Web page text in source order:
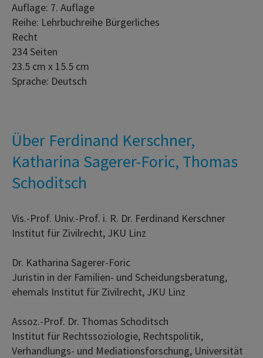
Auflage: 7. Auflage
Reihe: Lehrbuchreihe Bürgerliches
Recht
234 Seiten
23.5 cm x 15.5 cm
Sprache: Deutsch
Über Ferdinand Kerschner,
Katharina Sagerer-Foric, Thomas
Schoditsch
Vis.-Prof. Univ.-Prof. i. R. Dr. Ferdinand Kerschner
Institut für Zivilrecht, JKU Linz
Dr. Katharina Sagerer-Foric
Juristin in der Familien- und Scheidungsberatung,
ehemals Institut für Zivilrecht, JKU Linz
Assoz.-Prof. Dr. Thomas Schoditsch
Institut für Rechtssoziologie, Rechtspolitik,
Verhandlungs- und Mediationsforschung, Universität